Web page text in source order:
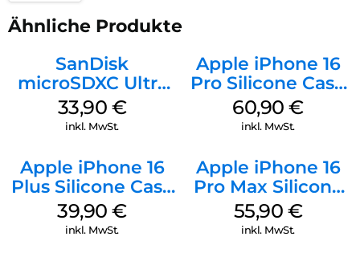
Ähnliche Produkte
SanDisk
microSDXC Ultra
128 GB + Adapter
Mobile
33,90 €
inkl. MwSt.
Apple iPhone 16
Pro Silicone Case
MagSafe Stone
Gray
60,90€
inkl. MwSt.
Apple iPhone 16
Plus Silicone Case
MagSafe Plum
39,90€
inkl. MwSt.
Apple iPhone 16
Pro Max Silicone
Case MagSafe
Stone Gray
55,90 €
inkl. MwSt.